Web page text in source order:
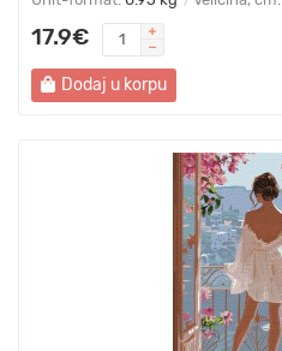
17.9€
Dodaj u korpu